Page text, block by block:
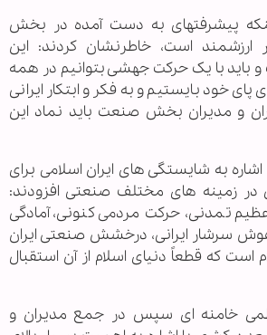
پیشرفتهای به دست آمده در بخش
است، خاطرنشان کردند: این
و باید با یک حرکت جهشی بتوانیم در همه
خود بایستیم و به فکر و ابتکار ایرانی
و مدیران بخش صنعت باید نماد این
اشاره به شایستگی های ایران اسلامی برای
در زمینه های مختلف صنعتی افزودند:
عظیم تمدنی، حرکت مردمی کنونی، آمادگی
سرشار ایرانی، درخشش صنعتی ایران
است که قطعاً دنیای اسلام از آن استقبال
خامنه ای سپس در جمع مدیران و